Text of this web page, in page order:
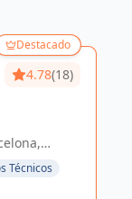
Destacado
4.78(18)
Técnicos